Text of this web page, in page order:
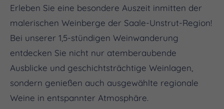
Erleben Sie eine besondere Auszeit inmitten der
malerischen Weinberge der Saale-Unstrut-Region!
Bei unserer 1,5-stündigen Weinwanderung
entdecken Sie nicht nur atemberaubende
Ausblicke und geschichtsträchtige Weinlagen,
sondern genießen auch ausgewählte regionale
Weine in entspannter Atmosphäre.